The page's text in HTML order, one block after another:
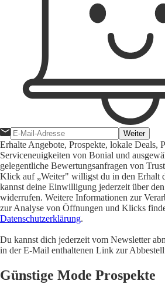
Weiter
Erhalte Angebote, Prospekte, lokale Deals,
Serviceneuigkeiten von Bonial und
gelegentliche Bewertungsanfragen von
Klick auf „Weiter" willigst du in den Erhalt
kannst deine Einwilligung jederzeit über
widerrufen. Weitere Informationen zur
zur Analyse von Öffnungen und Klicks
Datenschutzerklärung.
Du kannst dich jederzeit vom Newsletter
in der E-Mail enthaltenen Link zur
Günstige Mode Prospekte